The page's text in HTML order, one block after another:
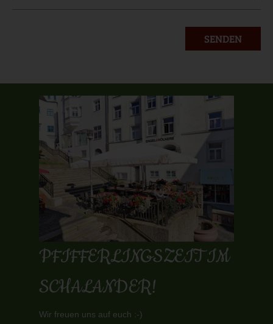
SENDEN
PFIFFERLINGSZEIT IM
SCHALANDER!
Wir freuen uns auf euch :-)